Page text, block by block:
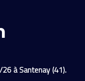
à Santenay (41).